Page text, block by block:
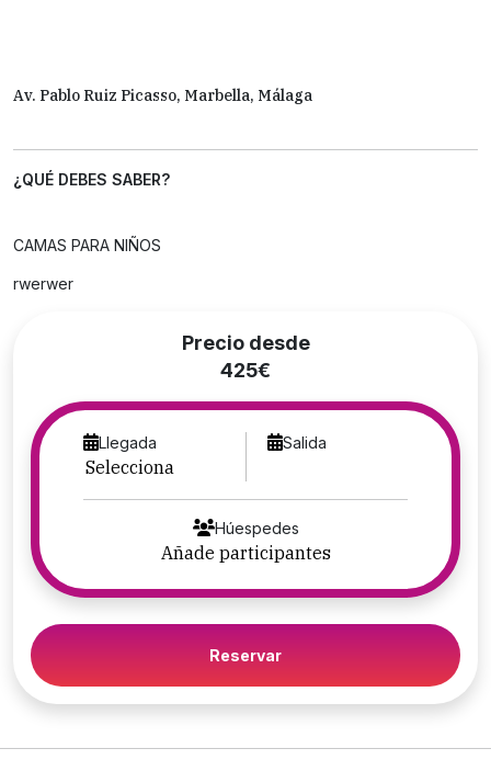
Av. Pablo Ruiz Picasso, Marbella, Málaga
¿QUÉ DEBES SABER?
CAMAS PARA NIÑOS
rwerwer
Precio desde
425€
Llegada Salida
Húespedes
Reservar